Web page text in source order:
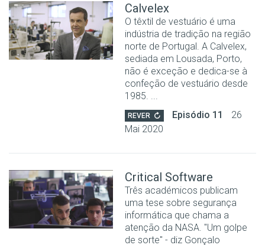
Calvelex
O têxtil de vestuário é uma
indústria de tradição na região
norte de Portugal. A Calvelex,
sediada em Lousada, Porto,
não é exceção e dedica-se à
confeção de vestuário desde
1985. ...
REVER Episódio 11
26
Mai 2020
Critical Software
Três académicos publicam
uma tese sobre segurança
informática que chama a
atenção da NASA. "Um golpe
de sorte" - diz Gonçalo